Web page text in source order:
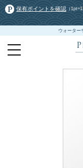
保有ポイントを確認 （1pt=1
ウォーター